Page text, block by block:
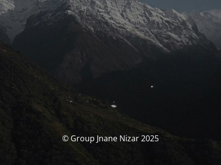
© Group Jnane Nizar 2025